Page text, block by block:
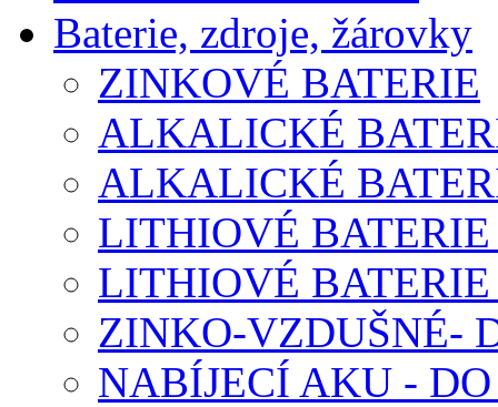
Baterie, zdroje, žárovky
ZINKOVÉ BATERIE
ALKALICKÉ
ALKALICKÉ
LITHIOVÉ
LITHIOVÉ
ZINKO-VZDUŠNÉ-
NABÍJECÍ AKU -